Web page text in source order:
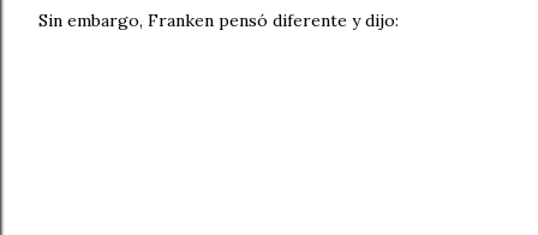
Sin embargo, Franken pensó diferente y dijo: